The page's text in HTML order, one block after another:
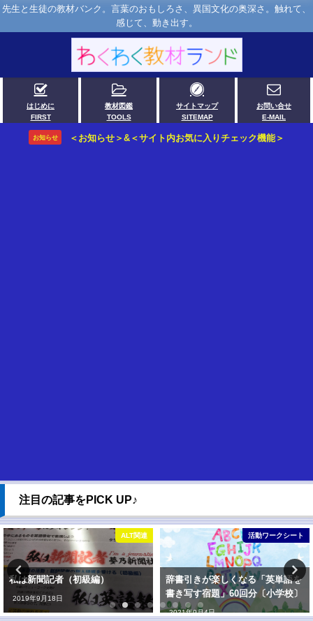
先生と生徒の教材バンク。言葉のおもしろさ、異国文化の奥深さ。触れて、
感じて、動き出す。
はじめに
FIRST
教材図鑑
TOOLS
サイトマップ
SITEMAP
お問い合せ
E-MAIL
お知らせ ＜お知らせ＞&＜サイト内お気に入りチェック機能＞
注目の記事をPICK UP♪
活動ワークシート
辞書引きが楽しくなる「英単語を
書き写す宿題」60回分〔小学校〕
2021年9月4日
教材図鑑
楽しく取り組めて学習効果大「英
語スゴロク〔AB標準版〕」【保
存版】